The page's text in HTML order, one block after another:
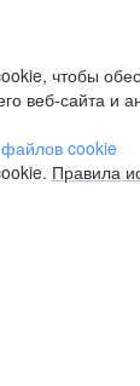
чтобы
веб-сайта и
cookie
Правила